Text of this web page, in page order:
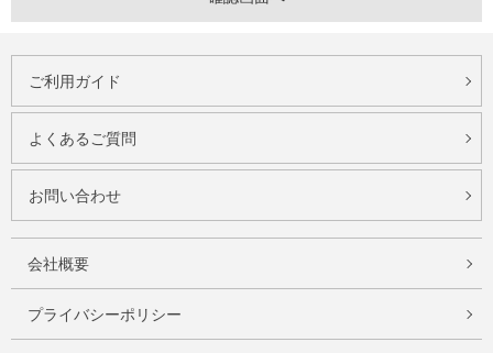
ご利用ガイド
よくあるご質問
お問い合わせ
会社概要
プライバシーポリシー